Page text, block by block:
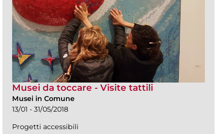
Musei da toccare - Visite tattili
Musei in Comune
13/01 - 31/05/2018
Progetti accessibili